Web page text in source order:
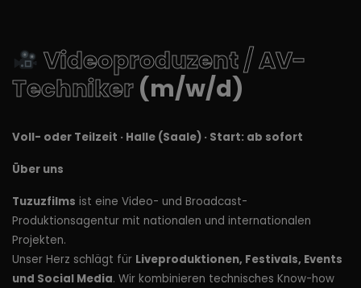
Videoproduzent / AV-
Techniker (m/w/d)
Voll- oder Teilzeit · Halle (Saale) · Start: ab sofort
Über uns
Tuzuzfilms ist eine Video- und Broadcast-
Produktionsagentur mit nationalen und internationalen
Projekten.
Unser Herz schlägt für Liveproduktionen, Festivals, Events
und Social Media. Wir kombinieren technisches Know-how